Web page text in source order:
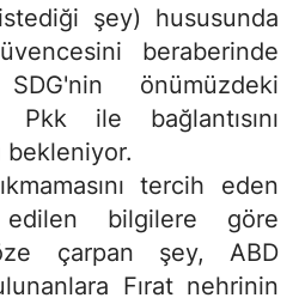
şey) hususunda
beraberinde
önümüzdeki
Pkk ile bağlantısını
bekleniyor.
tercih eden
bilgilere göre
çarpan şey, ABD
Fırat nehrinin